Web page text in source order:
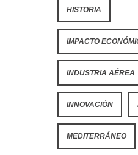
HISTORIA
IMPACTO
INDUSTRIA AÉREA
INNOVACIÓN
MEDITERRÁNEO